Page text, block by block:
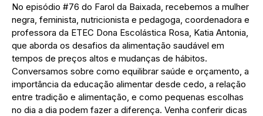
No episódio #76 do Farol da Baixada, recebemos a mulher
negra, feminista, nutricionista e pedagoga, coordenadora e
professora da ETEC Dona Escolástica Rosa, Katia Antonia,
que aborda os desafios da alimentação saudável em
tempos de preços altos e mudanças de hábitos.
Conversamos sobre como equilibrar saúde e orçamento, a
importância da educação alimentar desde cedo, a relação
entre tradição e alimentação, e como pequenas escolhas
no dia a dia podem fazer a diferença. Venha conferir dicas